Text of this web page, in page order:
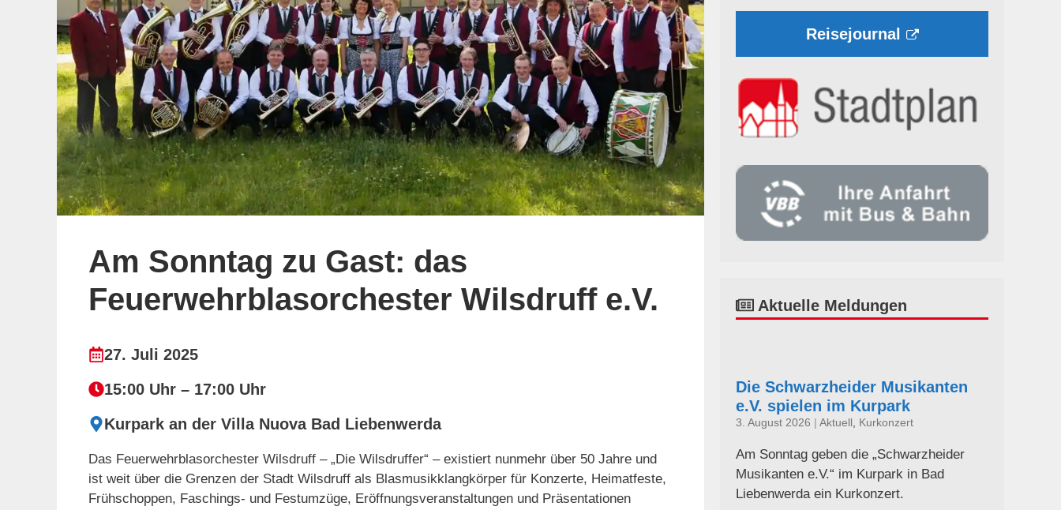
Am Sonntag zu Gast: das
Feuerwehrblasorchester Wilsdruff e.V.
27. Juli 2025
15:00 Uhr – 17:00 Uhr
Kurpark an der Villa Nuova Bad Liebenwerda
Das Feuerwehrblasorchester Wilsdruff – „Die Wilsdruffer“ – existiert nunmehr über 50 Jahre und
ist weit über die Grenzen der Stadt Wilsdruff als Blasmusikklangkörper für Konzerte, Heimatfeste,
Frühschoppen, Faschings- und Festumzüge, Eröffnungsveranstaltungen und Präsentationen
Reisejournal
Aktuelle Meldungen
Die Schwarzheider Musikanten
e.V. spielen im Kurpark
3. August 2026 Aktuell Kurkonzert
Am Sonntag geben die „Schwarzheider
Musikanten e.V.“ im Kurpark in Bad
Liebenwerda ein Kurkonzert.